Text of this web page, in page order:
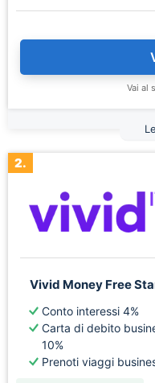
Vai al
2.
Vivid Money Free
Conto interessi 4%
Carta di debito
10%
Prenoti viaggi